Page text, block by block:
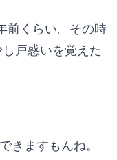
前くらい。その時
戸惑いを覚えた
きますもんね。